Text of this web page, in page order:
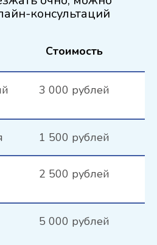
консультаций
Стоимость
3 000 рублей
1 500 рублей
2 500 рублей
5 000 рублей